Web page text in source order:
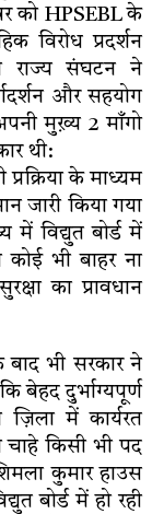
को HPSEBL के
विरोध प्रदर्शन
राज्य संघटन ने
और सहयोग
मुख़्य 2 माँगो
थी:
के माध्यम
जारी किया गया
में विद्युत बोर्ड में
भी बाहर ना
का प्रावधान
भी सरकार ने
बेहद दुर्भाग्यपूर्ण
ज़िला में कार्यरत
चाहे किसी भी पद
कुमार हाउस
बोर्ड में हो रही